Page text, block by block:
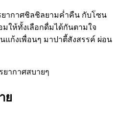
ากาศชิลชิลยามค่ำคืน กับโซน
มให้ทั้งเลือกดื่มได้กันตามใจ
แก้งเพื่อนๆ มาปาตี้สังสรรค์ ผ่อน
ย